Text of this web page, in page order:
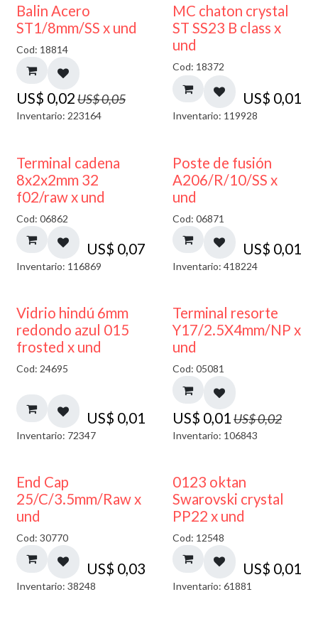
50% DESCUENTO
Balin Acero
ST1/8mm/SS x und
Cod: 18814
US$ 0,02US$0,05
Inventario: 223164
MC chaton crystal
ST SS23 B class x
und
Cod: 18372
US$ 0,01
Inventario: 119928
Terminal cadena
8x2x2mm 32
f02/raw x und
Cod: 06862
US$ 0,07
Inventario: 116869
Poste de fusión
A206/R/10/SS x
und
Cod: 06871
US$ 0,01
Inventario: 418224
40% DESCUENTO
Vidrio hindú 6mm
redondo azul 015
frosted x und
Cod: 24695
US$ 0,01
Inventario: 72347
50% DESCUENTO
Terminal resorte
Y17/2.5X4mm/NP x
und
Cod: 05081
US$ 0,01 US$0,02
Inventario: 106843
End Cap
25/C/3.5mm/Raw x
und
Cod: 30770
US$ 0,03
Inventario: 38248
0123 oktan
Swarovski crystal
PP22 x und
Cod: 12548
US$ 0,01
Inventario: 61881